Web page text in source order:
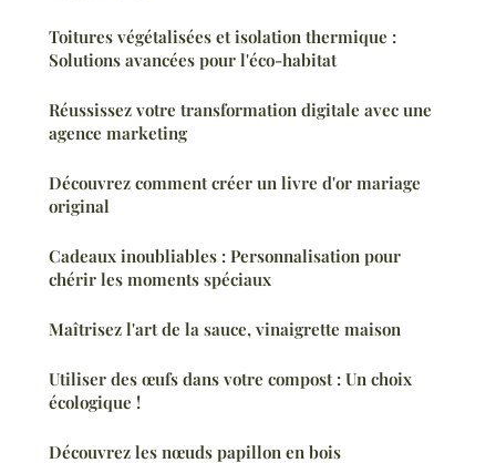
Toitures végétalisées et isolation thermique :
Solutions avancées pour l'éco-habitat
Réussissez votre transformation digitale avec une
agence marketing
Découvrez comment créer un livre d'or mariage
original
Cadeaux inoubliables : Personnalisation pour
chérir les moments spéciaux
Maîtrisez l'art de la sauce, vinaigrette maison
Utiliser des œufs dans votre compost : Un choix
écologique !
Découvrez les nœuds papillon en bois